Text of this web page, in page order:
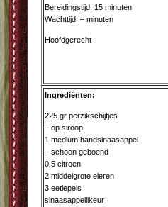
Bereidingstijd: 15 minuten
Wachttijd: – minuten
Hoofdgerecht
Ingrediënten:
225 gr perzikschijfjes
– op siroop
1 medium handsinaasappel
– schoon geboend
0.5 citroen
2 middelgrote eieren
3 eetlepels
sinaasappellikeur